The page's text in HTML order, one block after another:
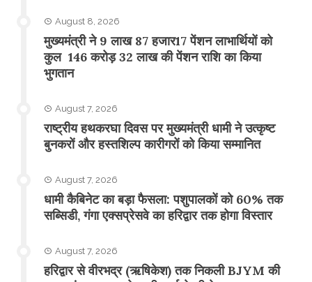
August 8, 2026
मुख्यमंत्री ने 9 लाख 87 हजार17 पेंशन लाभार्थियों को
कुल 146 करोड़ 32 लाख की पेंशन राशि का किया
भुगतान
August 7, 2026
राष्ट्रीय हथकरघा दिवस पर मुख्यमंत्री धामी ने उत्कृष्ट
बुनकरों और हस्तशिल्प कारीगरों को किया सम्मानित
August 7, 2026
​धामी कैबिनेट का बड़ा फैसला: पशुपालकों को 60% तक
सब्सिडी, गंगा एक्सप्रेसवे का हरिद्वार तक होगा विस्तार
August 7, 2026
​हरिद्वार से वीरभद्र (ऋषिकेश) तक निकली BJYM की